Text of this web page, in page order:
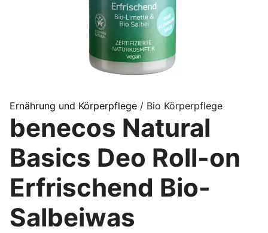
Ernährung und Körperpflege / Bio Körperpflege
benecos Natural
Basics Deo Roll-on
Erfrischend Bio-
Salbeiwas